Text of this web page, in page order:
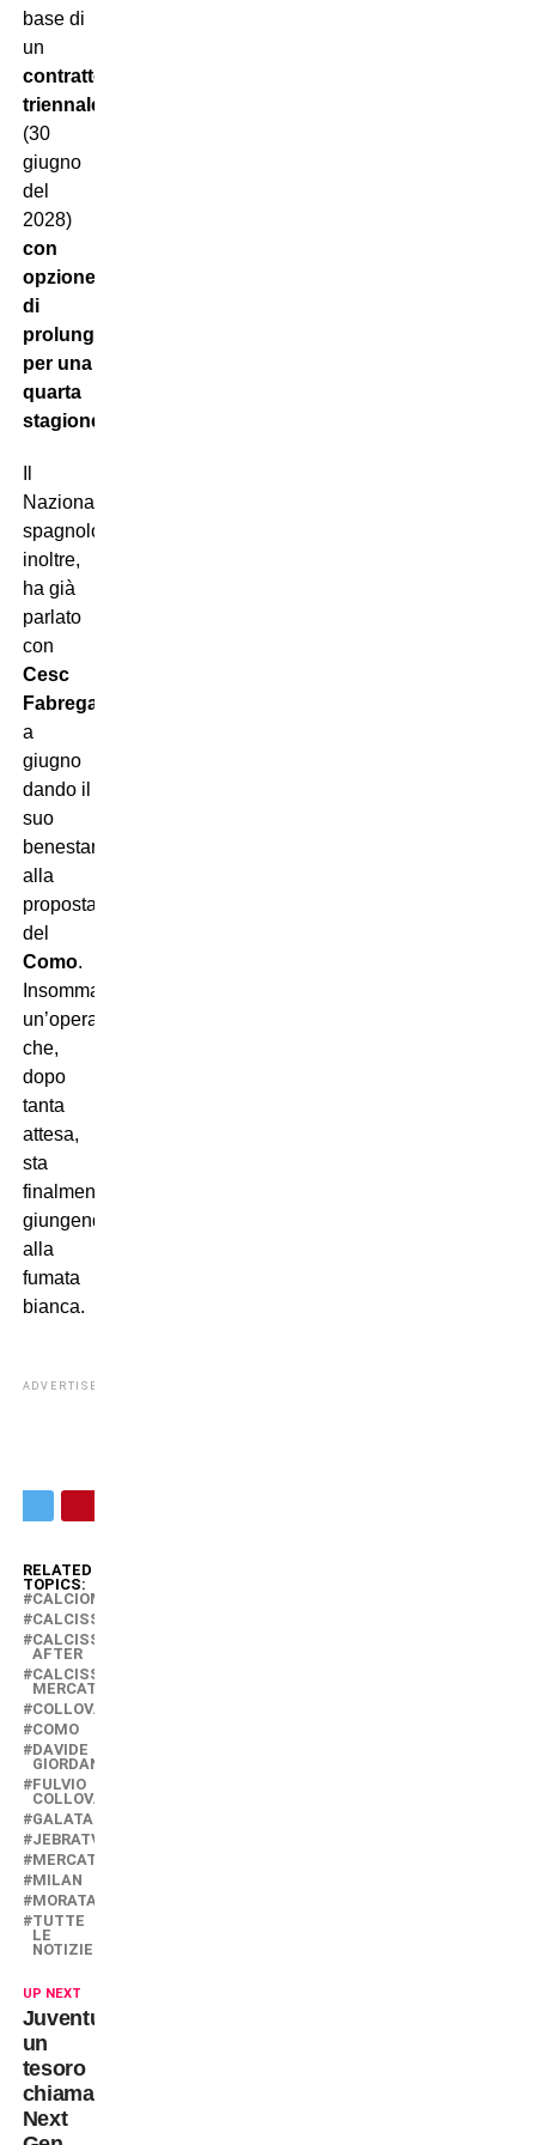
base di
un
contratto
triennale
(30
giugno
del
2028)
con
opzione
di
prolungamento
per una
quarta
stagione
Nazionale
spagnolo,
inoltre,
ha già
parlato
con
Cesc
Fabregas
a
giugno
dando il
suo
benestare
alla
proposta
del
Como.
Insomma:
un’operazione
che,
dopo
tanta
attesa,
sta
finalmente
giungendo
alla
fumata
bianca.
ADVERTISEMENT
RELATED
TOPICS:
CALCIOMERCATO
CALCISSIMO
CALCISSIMO
AFTER
CALCISSIMO
MERCATO
COLLOVATI
COMO
DAVIDE
GIORDANA
FULVIO
COLLOVATI
GALATASARAY
JEBRATV
MERCATO
MILAN
MORATA
TUTTE
LE
NOTIZIE
UP NEXT
Juventus:
un
tesoro
chiamato
Next